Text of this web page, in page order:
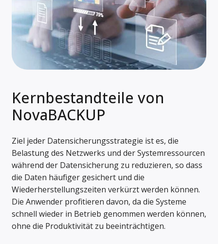
Kernbestandteile von
NovaBACKUP
Ziel jeder Datensicherungsstrategie ist es, die
Belastung des Netzwerks und der Systemressourcen
während der Datensicherung zu reduzieren, so dass
die Daten häufiger gesichert und die
Wiederherstellungszeiten verkürzt werden können.
Die Anwender profitieren davon, da die Systeme
schnell wieder in Betrieb genommen werden können,
ohne die Produktivität zu beeinträchtigen.